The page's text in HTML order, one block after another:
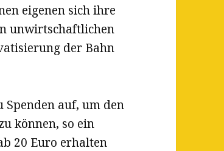
eigenen sich ihre
unwirtschaftlichen
der Bahn
auf, um den
können, so ein
20 Euro erhalten